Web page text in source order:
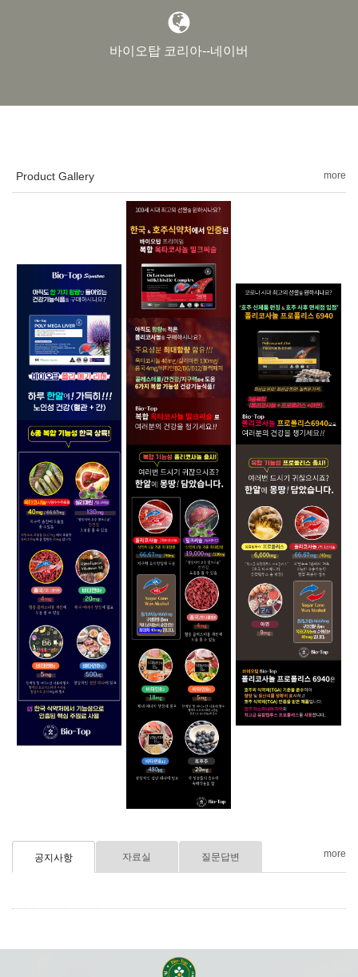
바이오탑 코리아--네이버
Product Gallery more
공지사항 자료실 질문답변 more